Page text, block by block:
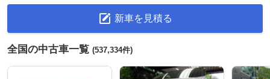
新車を見積る
全国の中古車一覧 (537,334件)